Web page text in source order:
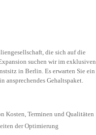
die sich auf die
suchen wir im exklusiven
in Berlin. Es erwarten Sie ein
Gehaltspaket.
Kosten, Terminen und Qualitäten
der Optimierung